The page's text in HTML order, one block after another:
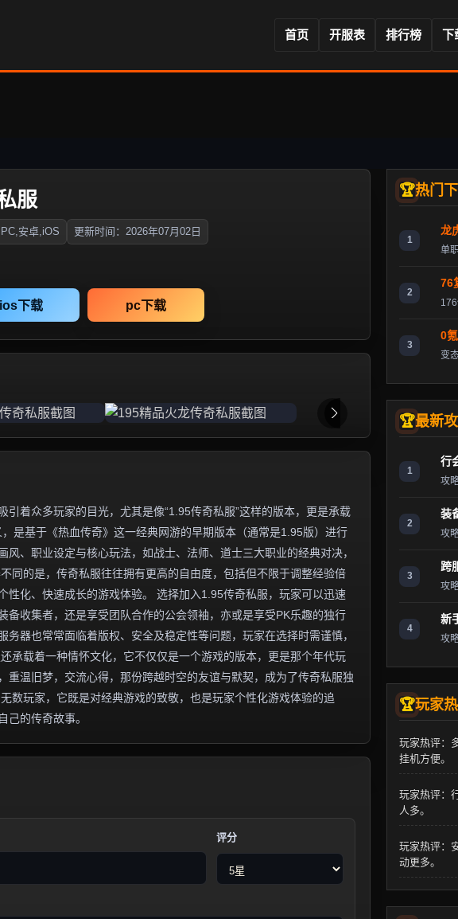
首页 开服表 排行榜 下
服
安卓,iOS 更新时间：2026年07月02日
ios下载 pc下载
着众多玩家的目光，尤其是像“1.95传奇私服”这样的版本，更是承载
是基于《热血传奇》这一经典网游的早期版本（通常是1.95版）进行
、职业设定与核心玩法，如战士、法师、道士三大职业的经典对决，
同的是，传奇私服往往拥有更高的自由度，包括但不限于调整经验倍
化、快速成长的游戏体验。 选择加入1.95传奇私服，玩家可以迅速
收集者，还是享受团队合作的公会领袖，亦或是享受PK乐趣的独行
器也常常面临着版权、安全及稳定性等问题，玩家在选择时需谨慎，
承载着一种情怀文化，它不仅仅是一个游戏的版本，更是那个年代玩
温旧梦，交流心得，那份跨越时空的友谊与默契，成为了传奇私服独
数玩家，它既是对经典游戏的致敬，也是玩家个性化游戏体验的追
己的传奇故事。
评分
热门
1
龙
单
2
76
3
0
变
最新
1
行
攻
2
装
攻
3
跨
攻
4
新
攻
玩家
玩家热评：
挂机方便。
玩家热评：
人多。
玩家热评：
动更多。